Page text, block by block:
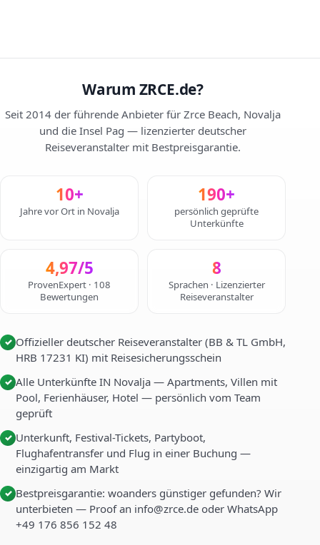
Warum ZRCE.de?
Seit 2014 der führende Anbieter für Zrce Beach, Novalja
und die Insel Pag — lizenzierter deutscher
Reiseveranstalter mit Bestpreisgarantie.
10+
Jahre vor Ort in Novalja
190+
persönlich geprüfte
Unterkünfte
4,97/5
ProvenExpert · 108
Bewertungen
8
Sprachen · Lizenzierter
Reiseveranstalter
✓ Offizieller deutscher Reiseveranstalter (BB & TL GmbH,
HRB 17231 KI) mit Reisesicherungsschein
✓ Alle Unterkünfte IN Novalja — Apartments, Villen mit
Pool, Ferienhäuser, Hotel — persönlich vom Team
geprüft
✓ Unterkunft, Festival-Tickets, Partyboot,
Flughafentransfer und Flug in einer Buchung —
einzigartig am Markt
✓ Bestpreisgarantie: woanders günstiger gefunden? Wir
unterbieten — Proof an info@zrce.de oder WhatsApp
+49 176 856 152 48